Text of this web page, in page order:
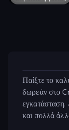
Παίξτε το
δωρεάν στο
και πολλά